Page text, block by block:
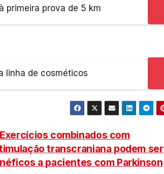
primeira prova de 5 km
linha de cosméticos
Exercícios combinados com
transcraniana podem ser
a pacientes com Parkinson